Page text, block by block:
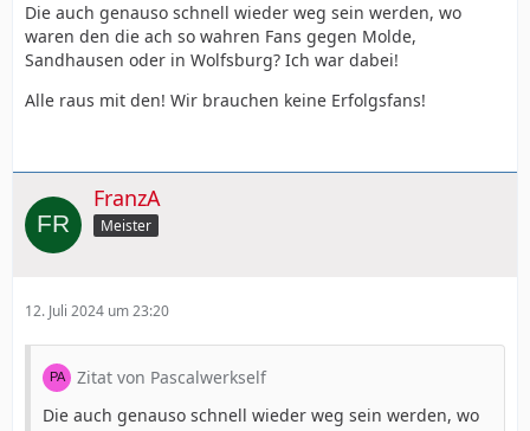
Die auch genauso schnell wieder weg sein werden, wo
waren den die ach so wahren Fans gegen Molde,
Sandhausen oder in Wolfsburg? Ich war dabei!
Alle raus mit den! Wir brauchen keine Erfolgsfans!
FranzA
Meister
12. Juli 2024 um 23:20
Zitat von Pascalwerkself
Die auch genauso schnell wieder weg sein werden, wo